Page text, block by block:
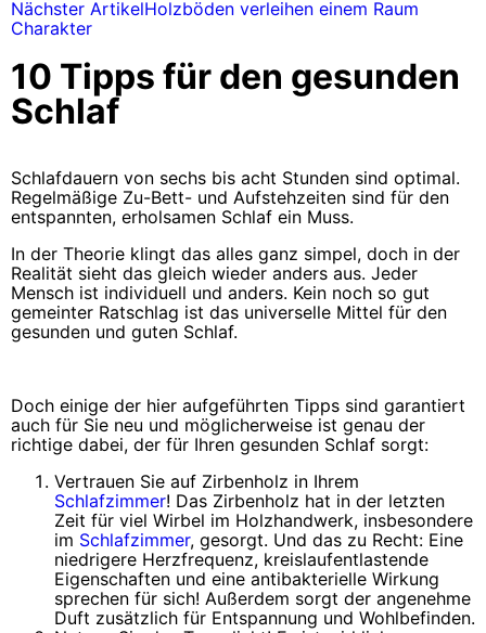
Nächster ArtikelHolzböden verleihen einem Raum
Charakter
10 Tipps für den gesunden
Schlaf
Schlafdauern von sechs bis acht Stunden sind optimal.
Regelmäßige Zu-Bett- und Aufstehzeiten sind für den
entspannten, erholsamen Schlaf ein Muss.
In der Theorie klingt das alles ganz simpel, doch in der
Realität sieht das gleich wieder anders aus. Jeder
Mensch ist individuell und anders. Kein noch so gut
gemeinter Ratschlag ist das universelle Mittel für den
gesunden und guten Schlaf.
Doch einige der hier aufgeführten Tipps sind garantiert
auch für Sie neu und möglicherweise ist genau der
richtige dabei, der für Ihren gesunden Schlaf sorgt:
Vertrauen Sie auf Zirbenholz in Ihrem
Schlafzimmer! Das Zirbenholz hat in der letzten
Zeit für viel Wirbel im Holzhandwerk, insbesondere
im Schlafzimmer, gesorgt. Und das zu Recht: Eine
niedrigere Herzfrequenz, kreislaufentlastende
Eigenschaften und eine antibakterielle Wirkung
sprechen für sich! Außerdem sorgt der angenehme
Duft zusätzlich für Entspannung und Wohlbefinden.